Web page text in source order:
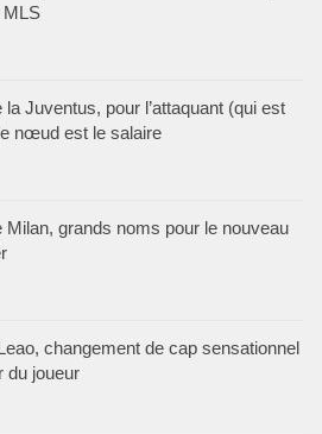
MLS
la Juventus, pour l’attaquant (qui est
nœud est le salaire
Milan, grands noms pour le nouveau
changement de cap sensationnel
du joueur